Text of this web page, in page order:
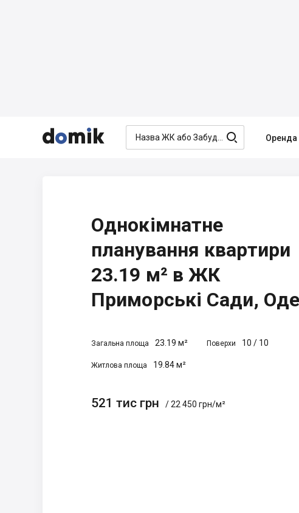


  Оренда
Однокімнатне
планування квартири
23.19 м² в ЖК
Приморські Сади,
Загальна площа 23.19 м² Поверхи 10 / 10
Житлова площа 19.84 м²
521 тис грн / 22 450 грн/м²